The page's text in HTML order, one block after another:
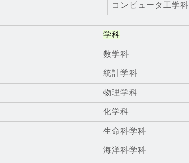
コンピュータ工学科
学科
数学科
統計学科
物理学科
化学科
生命科学科
海洋科学科